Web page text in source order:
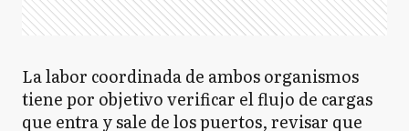
La labor coordinada de ambos organismos
tiene por objetivo verificar el flujo de cargas
que entra y sale de los puertos, revisar que